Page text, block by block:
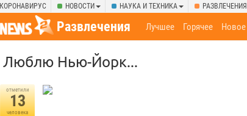
КОРОНАВИРУС НОВОСТИ НАУКА И ТЕХНИКА РАЗВЛЕЧЕНИЯ
Развлечения Лучшее Горячее Новое
Люблю Нью-Йорк...
отметили
13
человека